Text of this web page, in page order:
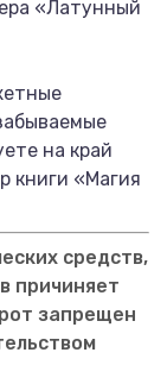
«Латунный
на край
книги «Магия
средств,
причиняет
запрещен